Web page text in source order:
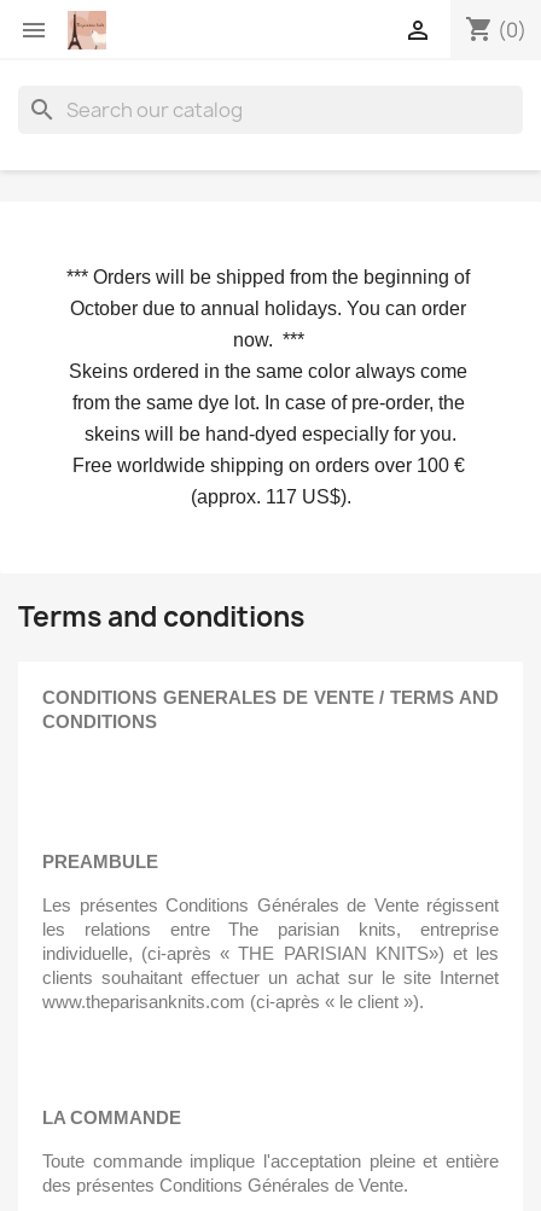
 shopping_cart (0)

search
*** Orders will be shipped from the beginning of
October due to annual holidays. You can order
now. ***
Skeins ordered in the same color always come
from the same dye lot. In case of pre-order, the
skeins will be hand-dyed especially for you.
Free worldwide shipping on orders over 100 €
(approx. 117 US$).
Terms and conditions
CONDITIONS GENERALES DE VENTE / TERMS AND
CONDITIONS
PREAMBULE
Les présentes Conditions Générales de Vente régissent
les relations entre The parisian knits, entreprise
individuelle, (ci-après « THE PARISIAN KNITS») et les
clients souhaitant effectuer un achat sur le site Internet
www.theparisanknits.com (ci-après « le client »).
LA COMMANDE
Toute commande implique l'acceptation pleine et entière
des présentes Conditions Générales de Vente.